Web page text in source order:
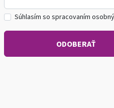
Súhlasím so spracovaním